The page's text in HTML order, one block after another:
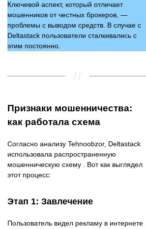
Ключевой аспект, который отличает
мошенников от честных брокеров, —
проблемы с выводом средств. В случае с
Deltastack пользователи сталкивались с
этим постоянно.
Признаки мошенничества:
как работала схема
Согласно анализу Tehnoobzor, Deltastack
использовала распространенную
мошенническую схему . Вот как выглядел
этот процесс:
Этап 1: Завлечение
Пользователь видел рекламу в интернете